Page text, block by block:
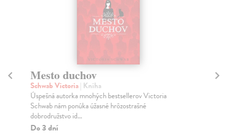
Mesto duchov
Schwab Victoria| Kniha
Úspešná autorka mnohých bestsellerov Victoria
Schwab nám ponúka úžasné hrôzostrašné
dobrodružstvo id...
Do 3 dní